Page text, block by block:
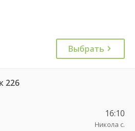
Выбрать
226
16:10
Никола с.